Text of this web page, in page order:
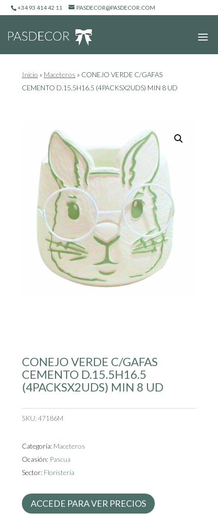
+34 93 414 42 11 PASDECOR@PASDECOR.COM
Inicio » Maceteros » CONEJO VERDE C/GAFAS
CEMENTO D.15.5H16.5 (4PACKSX2UDS) MIN 8 UD
CONEJO VERDE C/GAFAS
CEMENTO D.15.5H16.5
(4PACKSX2UDS) MIN 8 UD
SKU:47186M
Categoría: Maceteros
Ocasión: Pascua
Sector: Floristería
ACCEDE PARA VER PRECIOS